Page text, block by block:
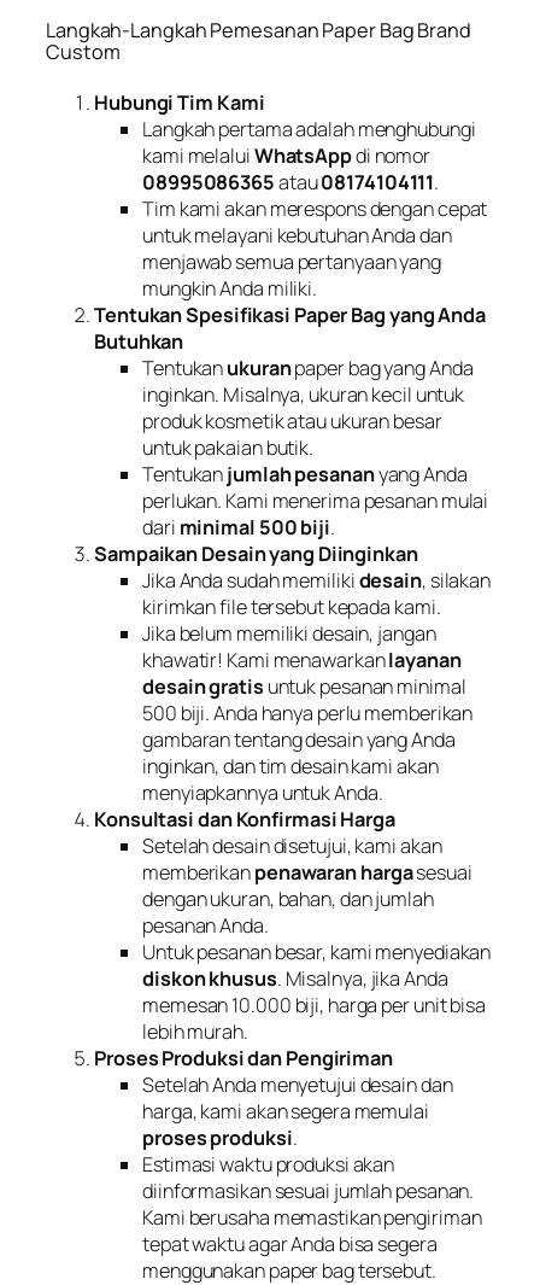
Langkah-Langkah Pemesanan Paper Bag Brand
Custom
Hubungi Tim Kami
Langkah pertama adalah menghubungi
kami melaluiWhatsAppdi nomor
08995086365atau08174104111.
Tim kami akan merespons dengan cepat
untuk melayani kebutuhan Anda dan
menjawab semua pertanyaan yang
mungkin Anda miliki.
Tentukan Spesifikasi Paper Bag yang Anda
Butuhkan
Tentukanukuranpaper bag yang Anda
inginkan. Misalnya, ukuran kecil untuk
produk kosmetik atau ukuran besar
untuk pakaian butik.
Tentukanjumlah pesananyang Anda
perlukan. Kami menerima pesanan mulai
dari minimal 500 biji.
Sampaikan Desain yang Diinginkan
Jika Anda sudah memilikidesain, silakan
kirimkan file tersebut kepada kami.
Jika belum memiliki desain, jangan
khawatir! Kami menawarkanlayanan
desain gratis untuk pesanan minimal
500 biji. Anda hanya perlu memberikan
gambaran tentang desain yang Anda
inginkan, dan tim desain kami akan
menyiapkannya untuk Anda.
Konsultasi dan Konfirmasi Harga
Setelah desain disetujui, kami akan
memberikanpenawaran hargasesuai
dengan ukuran, bahan, dan jumlah
pesanan Anda.
Untuk pesanan besar, kami menyediakan
diskon khusus. Misalnya, jika Anda
memesan 10.000 biji, harga per unit bisa
lebih murah.
Proses Produksi dan Pengiriman
Setelah Anda menyetujui desain dan
harga, kami akan segera memulai
proses produksi.
Estimasi waktu produksi akan
diinformasikan sesuai jumlah pesanan.
Kami berusaha memastikan pengiriman
tepat waktu agar Anda bisa segera
menggunakan paper bag tersebut.